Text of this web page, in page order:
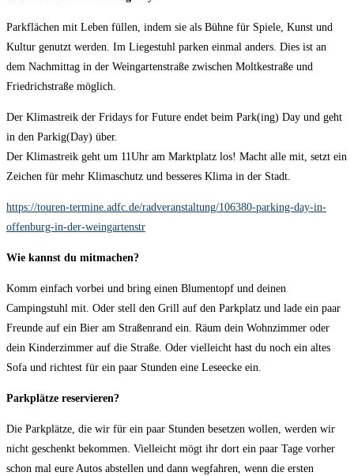
Parkflächen mit Leben füllen, indem sie als Bühne für Spiele, Kunst und
Kultur genutzt werden. Im Liegestuhl parken einmal anders. Dies ist an
dem Nachmittag in der Weingartenstraße zwischen Moltkestraße und
Friedrichstraße möglich.
Der Klimastreik der Fridays for Future endet beim Park(ing) Day und geht
in den Parkig(Day) über.
Der Klimastreik geht um 11Uhr am Marktplatz los! Macht alle mit, setzt ein
Zeichen für mehr Klimaschutz und besseres Klima in der Stadt.
https://touren-termine.adfc.de/radveranstaltung/106380-parking-day-in-
offenburg-in-der-weingartenstr
Wie kannst du mitmachen?
Komm einfach vorbei und bring einen Blumentopf und deinen
Campingstuhl mit. Oder stell den Grill auf den Parkplatz und lade ein paar
Freunde auf ein Bier am Straßenrand ein. Räum dein Wohnzimmer oder
dein Kinderzimmer auf die Straße. Oder vielleicht hast du noch ein altes
Sofa und richtest für ein paar Stunden eine Leseecke ein.
Parkplätze reservieren?
Die Parkplätze, die wir für ein paar Stunden besetzen wollen, werden wir
nicht geschenkt bekommen. Vielleicht mögt ihr dort ein paar Tage vorher
schon mal eure Autos abstellen und dann wegfahren, wenn die ersten